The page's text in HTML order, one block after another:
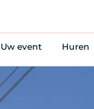
Uw event
Zelf iets organiseren
Bijzondere Locaties
Congres en
Huren